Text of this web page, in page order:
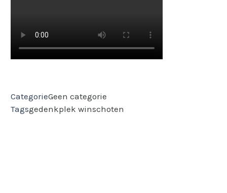
CategorieGeen categorie
Tagsgedenkplek winschoten